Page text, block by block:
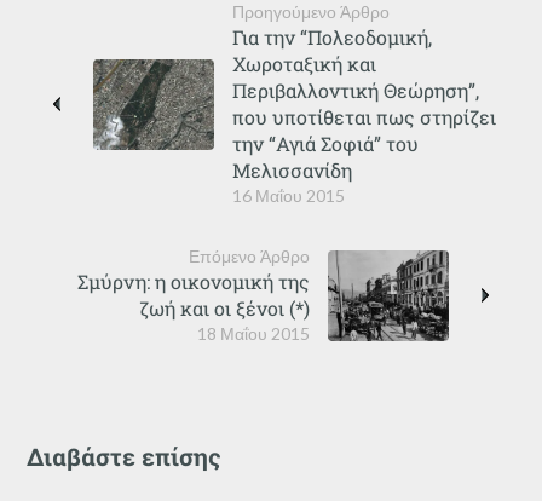
Προηγούμενο Άρθρο
16 Μαΐου 2015
Για την “Πολεοδομική,
Χωροταξική και
Περιβαλλοντική Θεώρηση”,
που υποτίθεται πως στηρίζει
την “Αγιά Σοφιά” του
Μελισσανίδη
Επόμενο Άρθρο
18 Μαΐου 2015
Σμύρνη: η οικονομική της
ζωή και οι ξένοι (*)
Διαβάστε επίσης